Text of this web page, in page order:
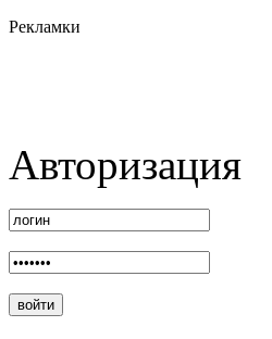
Рекламки
Авторизация